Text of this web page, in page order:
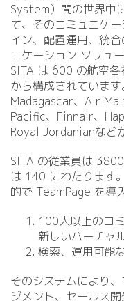
System）間の世界中
て、そのコミュニケ
イン、配置運用、統
ニケーション ソリュ
SITA は 600 の航空
から構成されていま
Madagascar、Air
Pacific、Finnair、
Royal Jordanianなど
SITA の従業員は
は 140 にわたります
的で TeamPage を導
100人以上のコ
新しいバーチャ
検索、運用可能
そのシステムにより
ジメント、セールス